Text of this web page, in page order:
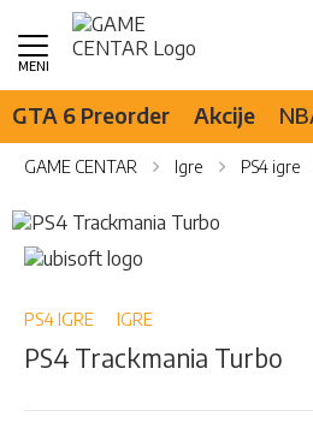
GTA 6 Preorder Akcije
GAME CENTAR Igre PS4 igre
Skip
to
the
of
images
Skip
to
beginning
the
gallery
PS4 IGRE IGRE
PS4 Trackmania Turbo